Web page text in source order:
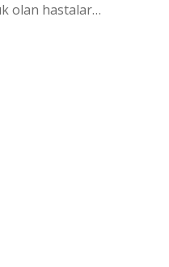
olan hastalar…